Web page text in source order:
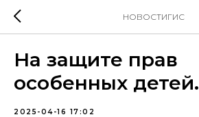
НОВОСТИГИС
На защите прав
особенных детей.
2025-04-16 17:02